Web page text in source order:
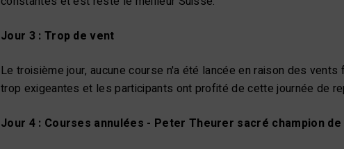
Jour 3 : Trop de vent
Le troisième jour, aucune course n'a été lancée en raison des
trop exigeantes et les participants ont profité de cette journée de
Jour 4 : Courses annulées - Peter Theurer sacré champion